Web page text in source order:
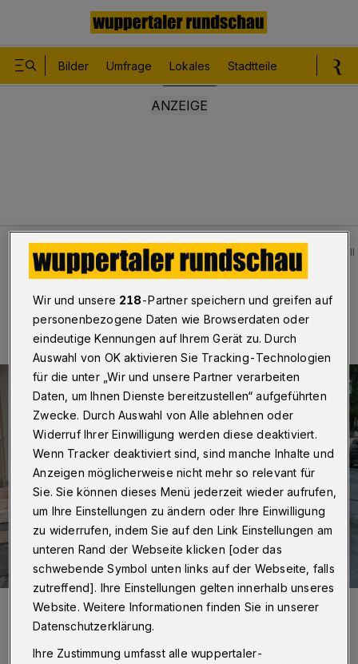
Bilder Umfrage Lokales Stadtteile
Lokales Wuppertaler Polizei beschlagnahmt nach Unfall
Bilderstrecke
Polizei beschlagnahmt zwei Audis
Wir und unsere 218-Partner speichern und greifen auf
personenbezogene Daten wie Browserdaten oder
eindeutige Kennungen auf Ihrem Gerät zu. Durch
Auswahl von OK aktivieren Sie Tracking-Technologien
für die unter „Wir und unsere Partner verarbeiten
Daten, um Ihnen Dienste bereitzustellen“ aufgeführten
Zwecke. Durch Auswahl von Alle ablehnen oder
Widerruf Ihrer Einwilligung werden diese deaktiviert.
Wenn Tracker deaktiviert sind, sind manche Inhalte und
Anzeigen möglicherweise nicht mehr so relevant für
Sie. Sie können dieses Menü jederzeit wieder aufrufen,
um Ihre Einstellungen zu ändern oder Ihre Einwilligung
zu widerrufen, indem Sie auf den Link Einstellungen am
unteren Rand der Webseite klicken [oder das
schwebende Symbol unten links auf der Webseite, falls
zutreffend]. Ihre Einstellungen gelten innerhalb unseres
Website. Weitere Informationen finden Sie in unserer
Datenschutzerklärung.
Ihre Zustimmung umfasst alle wuppertaler-